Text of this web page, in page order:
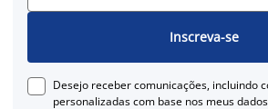
Inscreva-se
Desejo receber comunicações, incluindo
personalizadas com base nos meus